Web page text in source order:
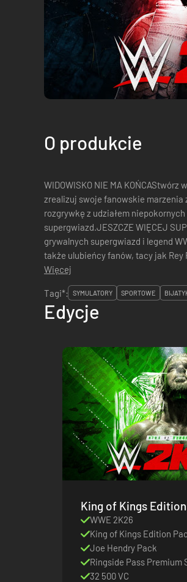
O produkcie
WIDOWISKO NIE MA
zrealizuj swoje fanowskie marzenia
rozgrywkę z udziałem
supergwiazd.JESZCZE WIĘCEJ
grywalnych supergwiazd i legend
także ulubieńcy fanów, tacy jak Rey
Więcej
Tagi*:
SYMULATORY SPORTOWE
Edycje
King of Kings Edition
WWE 2K26
King of Kings Edition
Joe Hendry Pack
Ringside Pass Premium
32 500 VC